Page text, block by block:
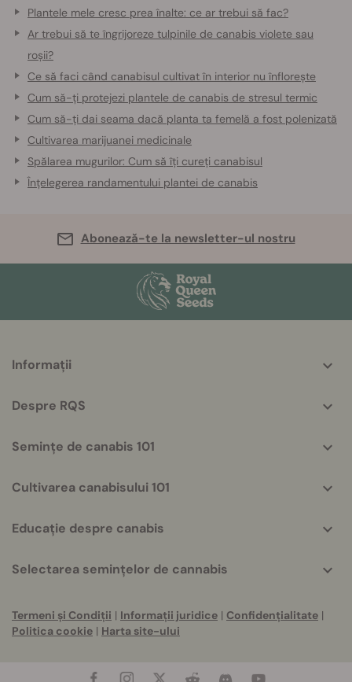
Plantele mele cresc prea înalte: ce ar trebui să fac?
Ar trebui să te îngrijoreze tulpinile de canabis violete sau
roșii?
Ce să faci când canabisul cultivat în interior nu înflorește
Cum să-ți protejezi plantele de canabis de stresul termic
Cum să-ți dai seama dacă planta ta femelă a fost polenizată
Cultivarea marijuanei medicinale
Spălarea mugurilor: Cum să îți cureți canabisul
Înțelegerea randamentului plantei de canabis
Abonează-te la newsletter-ul nostru
helpful
Informații
Despre RQS
Semințe de canabis 101
Cultivarea canabisului 101
Educație despre canabis
Selectarea semințelor de cannabis
Termeni și Condiții | Informații juridice | Confidențialitate |
Politica cookie | Harta site-ului